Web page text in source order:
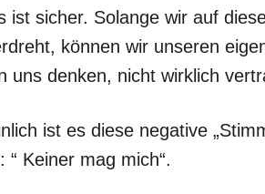
ist sicher. Solange wir auf
können wir unseren
uns denken, nicht wirklich
ist es diese negative
“ Keiner mag mich“.